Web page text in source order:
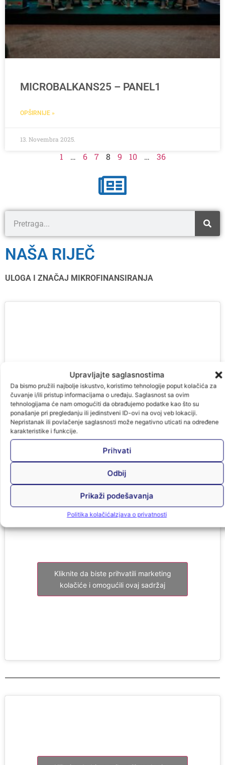
MICROBALKANS25 – PANEL1
OPŠIRNIJE »
13. Novembra 2025.
1 … 6 7 8 9 10 … 36
NAŠA RIJEČ
ULOGA I ZNAČAJ MIKROFINANSIRANJA
Kliknite da biste prihvatili marketing
kolačiće i omogućili ovaj sadržaj
Kliknite da biste prihvatili marketing
kolačiće i omogućili ovaj sadržaj